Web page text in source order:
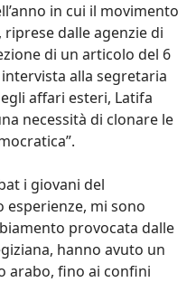
in cui il movimento
dalle agenzie di
di un articolo del 6
alla segretaria
affari esteri, Latifa
necessità di clonare le
i giovani del
mi sono
provocata dalle
hanno avuto un
arabo, fino ai confini